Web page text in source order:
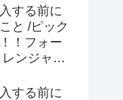
する前に
と /ピック
！フォー
ンジャー
する前に